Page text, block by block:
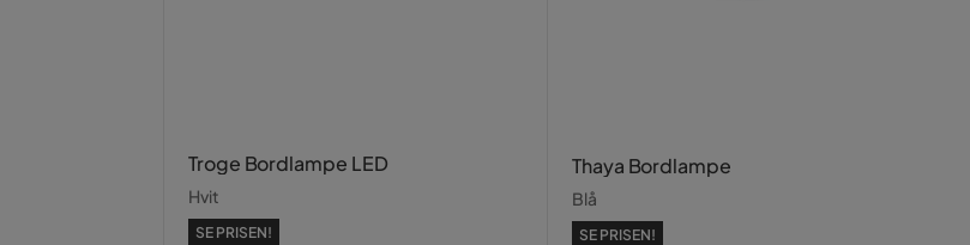
Troge Bordlampe LED
Hvit
SE PRISEN!
Thaya Bordlampe
Blå
SE PRISEN!